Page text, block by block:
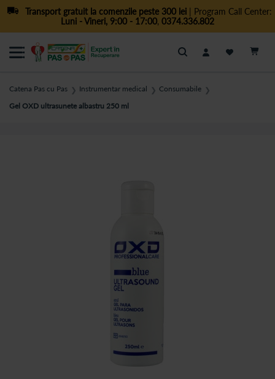
Transport gratuit la comenzile peste 300 lei| Program Call Center:
Luni - Vineri, 9:00 - 17:00, 0374.336.802
Cautare
Catena Pas cu Pas ❯ Instrumentar medical ❯ Consumabile ❯
Gel OXD ultrasunete albastru 250 ml